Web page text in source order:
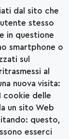
dal sito che
stesso
in questione
smartphone o
sul
al
nuova visita:
cookie delle
un sito Web
questo,
esserci